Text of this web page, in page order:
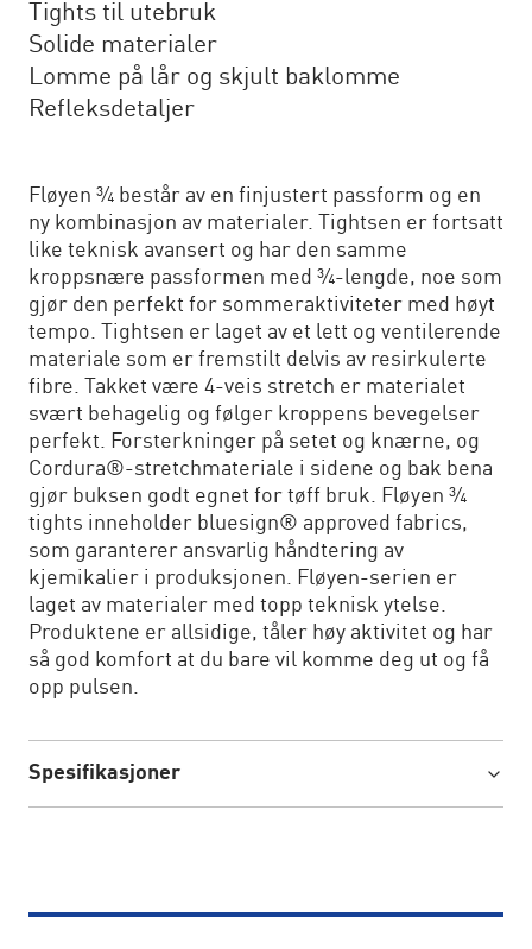
Tights til utebruk
Solide materialer
Lomme på lår og skjult baklomme
Refleksdetaljer
Fløyen ¾ består av en finjustert passform og en
ny kombinasjon av materialer. Tightsen er fortsatt
like teknisk avansert og har den samme
kroppsnære passformen med ¾-lengde, noe som
gjør den perfekt for sommeraktiviteter med høyt
tempo. Tightsen er laget av et lett og ventilerende
materiale som er fremstilt delvis av resirkulerte
fibre. Takket være 4-veis stretch er materialet
svært behagelig og følger kroppens bevegelser
perfekt. Forsterkninger på setet og knærne, og
Cordura®-stretchmateriale i sidene og bak bena
gjør buksen godt egnet for tøff bruk. Fløyen ¾
tights inneholder bluesign® approved fabrics,
som garanterer ansvarlig håndtering av
kjemikalier i produksjonen. Fløyen-serien er
laget av materialer med topp teknisk ytelse.
Produktene er allsidige, tåler høy aktivitet og har
så god komfort at du bare vil komme deg ut og få
opp pulsen.
Spesifikasjoner